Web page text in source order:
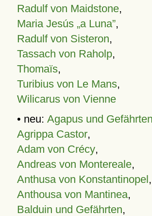
Radulf von Maidstone,
Maria Jesús „a Luna”,
Radulf von Sisteron,
Tassach von Raholp,
Thomaïs,
Turibius von Le Mans,
Wilicarus von Vienne
• neu: Agapus und Gefährten
Agrippa Castor,
Adam von Crécy,
Andreas von Montereale,
Anthusa von Konstantinopel,
Anthousa von Mantinea,
Balduin und Gefährten,